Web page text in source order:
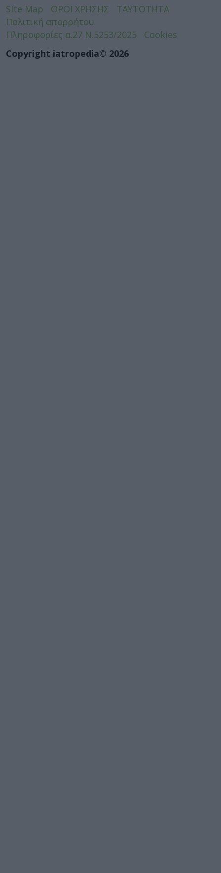
Site Map ΟΡΟΙ ΧΡΗΣΗΣ
ΤΑΥΤΟΤΗΤΑ
Πολιτική απορρήτου
Πληροφορίες α.27 Ν.5253/2025
Cookies
Copyright iatropedia© 2026